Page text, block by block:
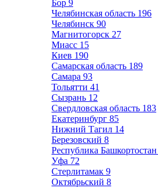
Бор 9
Челябинская область 196
Челябинск 90
Магнитогорск 27
Миасс 15
Киев 190
Самарская область 189
Самара 93
Тольятти 41
Сызрань 12
Свердловская область 183
Екатеринбург 85
Нижний Тагил 14
Березовский 8
Республика Башкортостан
Уфа 72
Стерлитамак 9
Октябрьский 8